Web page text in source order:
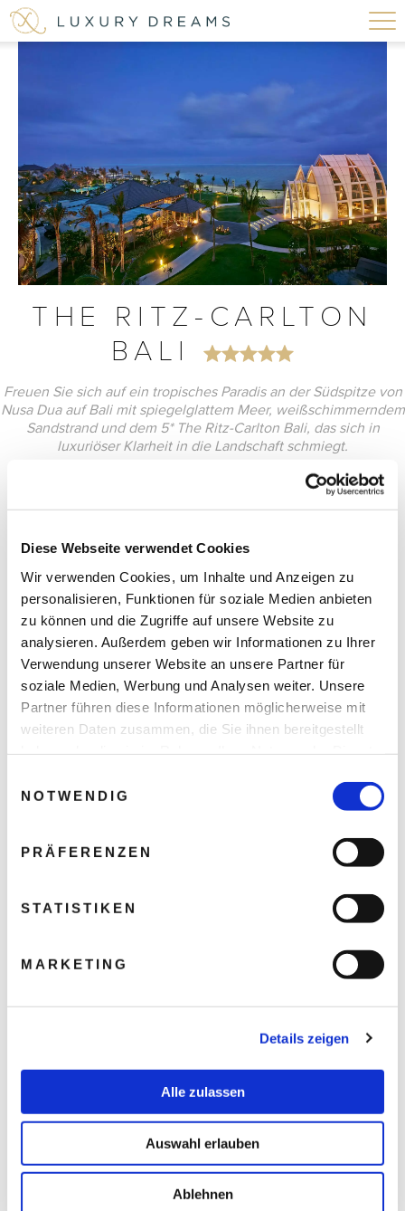
Diese Webseite verwendet Cookies
Wir verwenden Cookies, um Inhalte und Anzeigen zu
personalisieren, Funktionen für soziale Medien anbieten
zu können und die Zugriffe auf unsere Website zu
analysieren. Außerdem geben wir Informationen zu Ihrer
Verwendung unserer Website an unsere Partner für
soziale Medien, Werbung und Analysen weiter. Unsere
Partner führen diese Informationen möglicherweise mit
weiteren Daten zusammen, die Sie ihnen bereitgestellt
NOTWENDIG
PRÄFERENZEN
STATISTIKEN
MARKETING
Details zeigen
Alle zulassen
Auswahl erlauben
Ablehnen
THE RITZ-CARLTON
BALI
Freuen Sie sich auf ein tropisches Paradis an der Südspitze von
Nusa Dua auf Bali mit spiegelglattem Meer, weißschimmerndem
Sandstrand und dem 5* The Ritz-Carlton Bali, das sich in
luxuriöser Klarheit in die Landschaft schmiegt.